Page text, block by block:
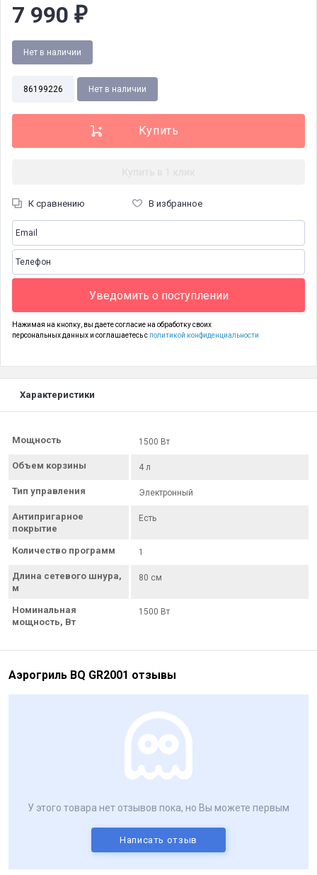
7 990 ₽
Нет в наличии
86199226 Нет в наличии
К сравнению В избранное
Уведомить о поступлении
Нажимая на кнопку, вы даете согласие на обработку своих
персональных данных и соглашаетесь с политикой конфиденциальности
Характеристики
Мощность 1500 Вт
Объем корзины 4 л
Тип управления Электронный
Антипригарное
покрытие
Есть
Количество программ 1
Длина сетевого шнура,
м
80 см
Номинальная
мощность, Вт
1500 Вт
Аэрогриль BQ GR2001 отзывы
У этого товара нет отзывов пока, но Вы можете первым
Написать отзыв